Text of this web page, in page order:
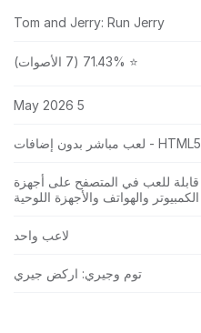
Tom and Jerry: Run Jerry
⭐ 71.43% (7 الأصوات)
5 May 2026
HTML5 - لعب مباشر بدون إضافات
قابلة للعب في المتصفح على أجهزة
الكمبيوتر والهواتف والأجهزة اللوحية
لاعب واحد
توم وجيري: اركض جيري